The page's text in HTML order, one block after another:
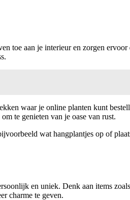
toe aan je interieur en zorgen
waar je online planten kunt
te genieten van je oase van rust.
wat hangplantjes op of
en uniek. Denk aan items
charme te geven.